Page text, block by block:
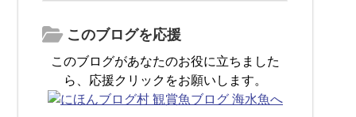
このブログを応援
このブログがあなたのお役に立ちました
ら、応援クリックをお願いします。